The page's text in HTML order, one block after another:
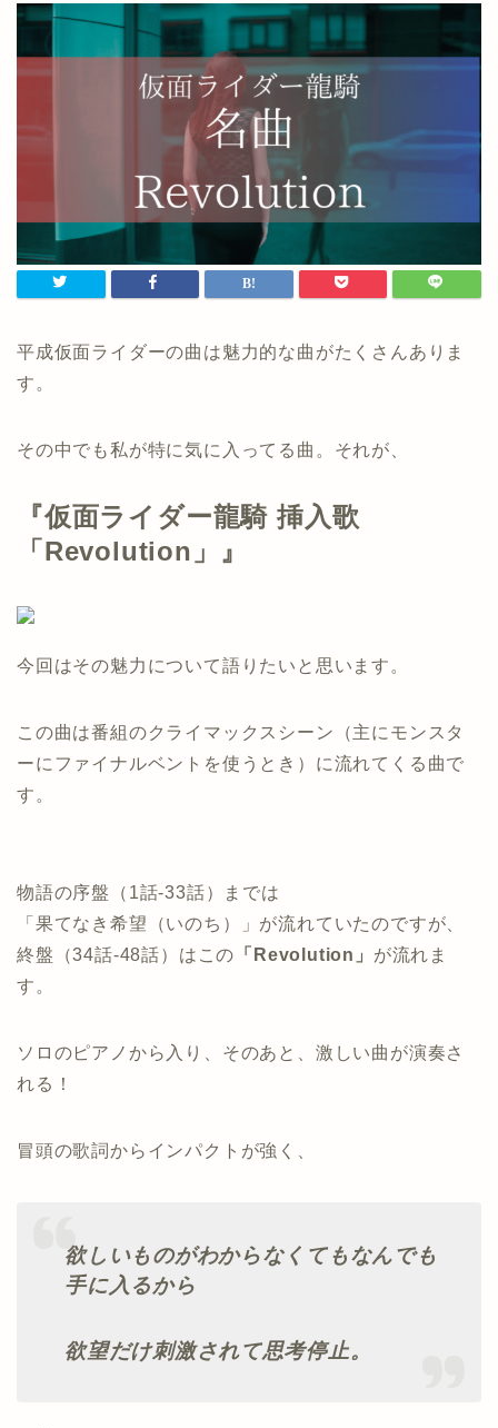
平成仮面ライダーの曲は魅力的な曲がたくさんありま
す。
その中でも私が特に気に入ってる曲。それが、
『仮面ライダー龍騎 挿入歌
「Revolution」』
今回はその魅力について語りたいと思います。
この曲は番組のクライマックスシーン（主にモンスタ
ーにファイナルベントを使うとき）に流れてくる曲で
す。
物語の序盤（1話‐33話）までは
「果てなき希望（いのち）」が流れていたのですが、
終盤（34話‐48話）はこの 「Revolution」 が流れま
す。
ソロのピアノから入り、そのあと、激しい曲が演奏さ
れる！
冒頭の歌詞からインパクトが強く、
欲しいものがわからなくてもなんでも
手に入るから
欲望だけ刺激されて思考停止。